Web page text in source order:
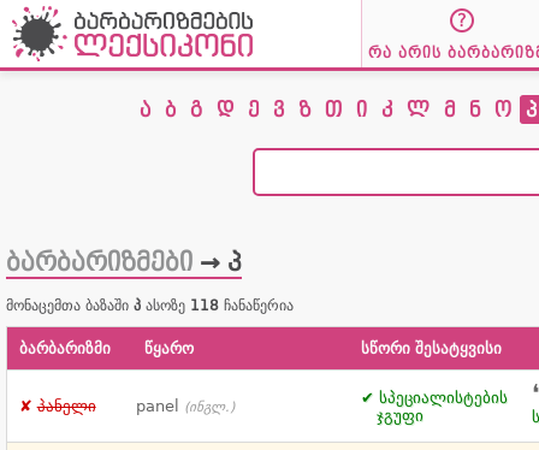
რა არის
ა ბ გ დ ე ვ ზ თ ი კ ლ მ ნ ო პ
ბარბარიზმები → პ
მონაცემთა ბაზაში პ ასოზე 118 ჩანაწერია
ბარბარიზმი წყარო სწორი შესატყვისი
პანელი panel (ინგლ.)
სპეციალისტების
ჯგუფი